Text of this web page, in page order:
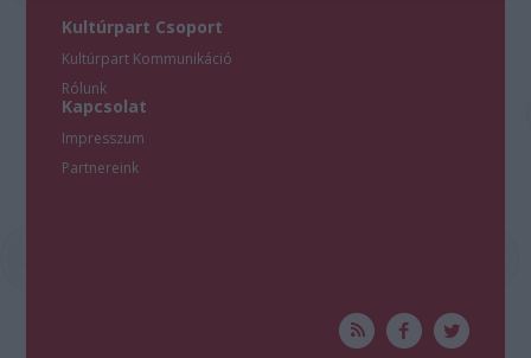
Kultúrpart Csoport
Kultúrpart Kommunikáció
Rólunk
Kapcsolat
Impresszum
Partnereink